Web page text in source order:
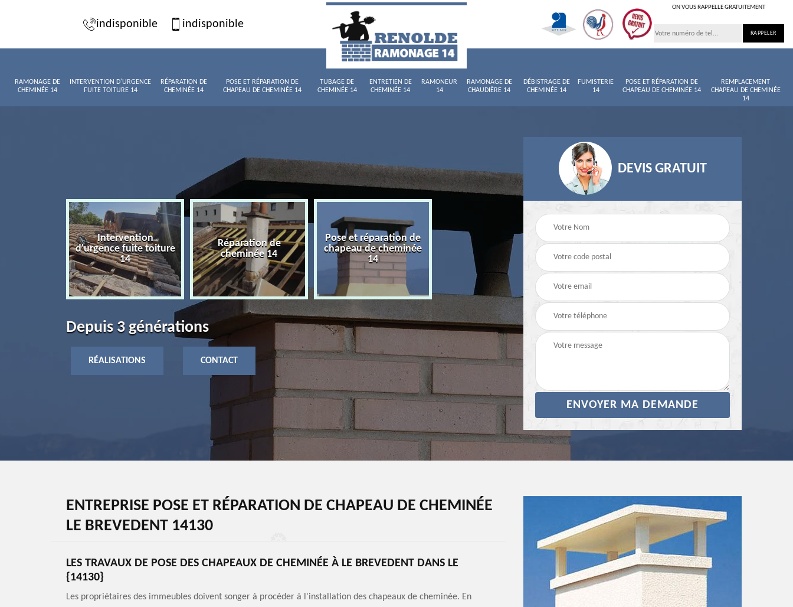
indisponible indisponible
ON VOUS RAPPELLE GRATUITEMENT
RAMONAGE DE
CHEMINÉE 14
INTERVENTION D'URGENCE
FUITE TOITURE 14
RÉPARATION DE
CHEMINÉE 14
POSE ET RÉPARATION DE
CHAPEAU DE CHEMINÉE 14
TUBAGE DE
CHEMINÉE 14
ENTRETIEN DE
CHEMINÉE 14
RAMONEUR
14
RAMONAGE DE
CHAUDIÈRE 14
DÉBISTRAGE DE
CHEMINÉE 14
FUMISTERIE
14
POSE ET RÉPARATION DE
CHAPEAU DE CHEMINÉE 14
REMPLACEMENT
CHAPEAU DE CHEMINÉE
14
Intervention
d'urgence fuite toiture
14
Réparation de
cheminée 14
Pose et réparation de
chapeau de cheminée
14
Tubage de cheminée
Entretien de cheminée
Ramoneur 14
Depuis 3 générations
RÉALISATIONS CONTACT
DEVIS GRATUIT
ENTREPRISE POSE ET RÉPARATION DE CHAPEAU DE CHEMINÉE
LE BREVEDENT 14130
LES TRAVAUX DE POSE DES CHAPEAUX DE CHEMINÉE À LE BREVEDENT DANS LE
{14130}
Les propriétaires des immeubles doivent songer à procéder à l'installation des chapeaux de cheminée. En